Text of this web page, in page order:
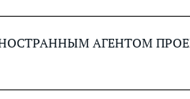
АГЕНТОМ